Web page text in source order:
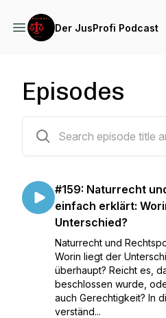
Der JusProfi Podcast
Episodes
#159: Naturrecht
einfach erklärt:
Unterschied?
Naturrecht und
Worin liegt der
überhaupt? Reicht es,
beschlossen wurde,
auch Gerechtigkeit? In
verständ...